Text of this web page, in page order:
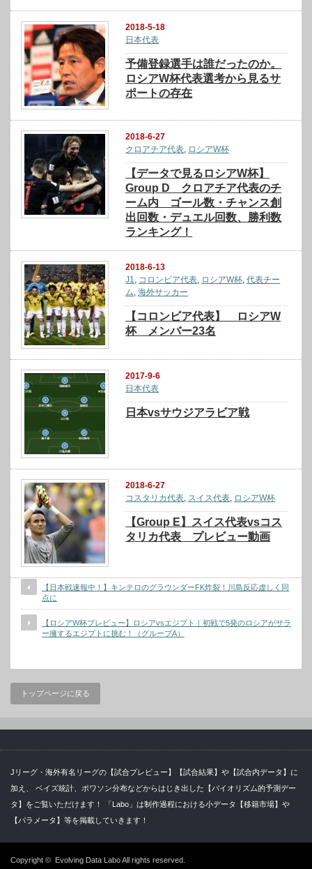
2018-5-18
日本代表
予備登録選手は誰だったのか。
ロシアW杯代表選考から見るサ
ポートの存在
2018-6-27
クロアチア代表 ロシアW杯
【データで見るロシアW杯】
Group D クロアチア代表のチ
ーム内 ゴール数・チャンス創
出回数・デュエル回数、勝利数
ランキング！
2018-6-13
J1
コロンビア代表 ロシアW杯 ,代表チー
ム ,海外サッカー
【コロンビア代表】 ロシアW
杯 メンバー23名
2017-9-6
日本代表
日本vsサウジアラビア戦
2018-6-27
コスタリカ代表 スイス代表 ロシアW杯
【Group E】スイス代表vsコス
タリカ代表 プレビュー動画
【日本戦速報中！】キンテロのグラウンダーFK炸裂！川島反応虚しく同
点に
【ロシアW杯プレビュー】ロシアvsエジプト｜初戦で5発のロシアがサラ
ー擁するエジプトに挑む！（グループA）
トップページに戻る
Jリーグ・海外有名リーグの【試合プレビュー】【試合結果】や【試合内データ】に
加え、 ベイズ統計、ポワソン分布などからはじき出した【バイオリズム的予測デー
タ】をご覧いただけます！ 「Labo」は制作過程における小データ【移籍市場】や
【パラメータ】等を掲載していきます！
Copyright © Evolving Data LaboAll rights reserved.